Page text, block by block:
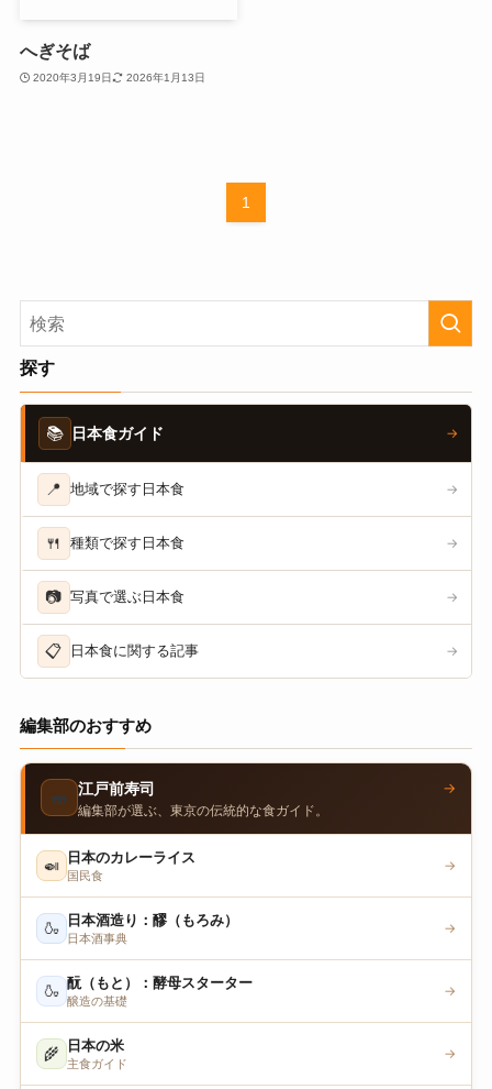
へぎそば
2020年3月19日 2026年1月13日
1
探す
📚 日本食ガイド →
📍 地域で探す日本食 →
🍴 種類で探す日本食 →
📷 写真で選ぶ日本食 →
📋 日本食に関する記事 →
編集部のおすすめ
🍣 江戸前寿司
編集部が選ぶ、東京の伝統的な食ガイド。
→
🍛 日本のカレーライス
国民食
→
🍶 日本酒造り：醪（もろみ）
日本酒事典
→
🍶 酛（もと）：酵母スターター
醸造の基礎
→
🌾 日本の米
主食ガイド
→